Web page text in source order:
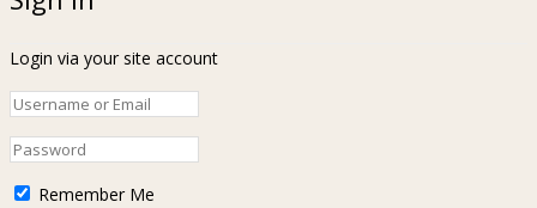
Login via your site account
Remember Me